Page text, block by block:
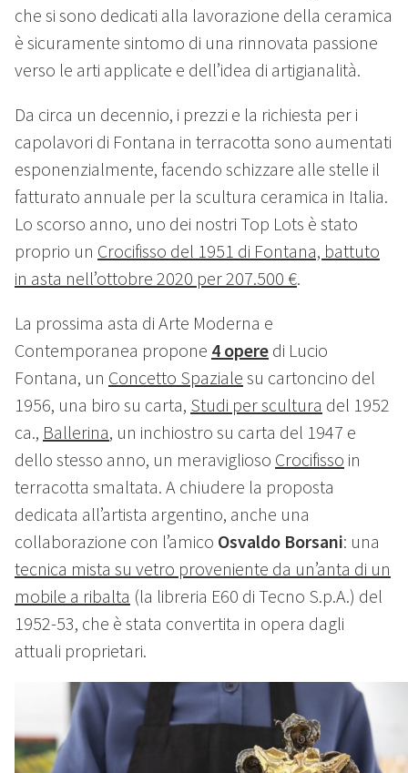
che si sono dedicati alla lavorazione della ceramica
è sicuramente sintomo di una rinnovata passione
verso le arti applicate e dell’idea di artigianalità.
Da circa un decennio, i prezzi e la richiesta per i
capolavori di Fontana in terracotta sono aumentati
esponenzialmente, facendo schizzare alle stelle il
fatturato annuale per la scultura ceramica in Italia.
Lo scorso anno, uno dei nostri Top Lots è stato
proprio un Crocifisso del 1951 di Fontana, battuto
in asta nell’ottobre 2020 per 207.500 €.
La prossima asta di Arte Moderna e
Contemporanea propone 4 opere di Lucio
Fontana, un Concetto Spaziale su cartoncino del
1956, una biro su carta, Studi per scultura del 1952
ca., Ballerina, un inchiostro su carta del 1947 e
dello stesso anno, un meraviglioso Crocifisso in
terracotta smaltata. A chiudere la proposta
dedicata all’artista argentino, anche una
collaborazione con l’amico Osvaldo Borsani: una
tecnica mista su vetro proveniente da un’anta di un
mobile a ribalta (la libreria E60 di Tecno S.p.A.) del
1952-53, che è stata convertita in opera dagli
attuali proprietari.